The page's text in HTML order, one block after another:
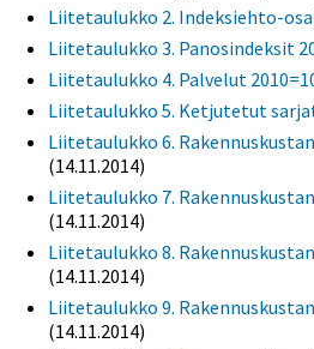
Liitetaulukko 2. Indeksiehto-
Liitetaulukko 3. Panosindeksit
Liitetaulukko 4. Palvelut
Liitetaulukko 5. Ketjutetut
Liitetaulukko 6.
(14.11.2014)
Liitetaulukko 7.
(14.11.2014)
Liitetaulukko 8.
(14.11.2014)
Liitetaulukko 9.
(14.11.2014)